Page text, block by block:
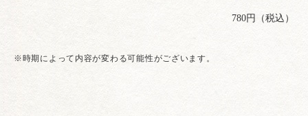
780円（税込）
※時期によって内容が変わる可能性がございます。